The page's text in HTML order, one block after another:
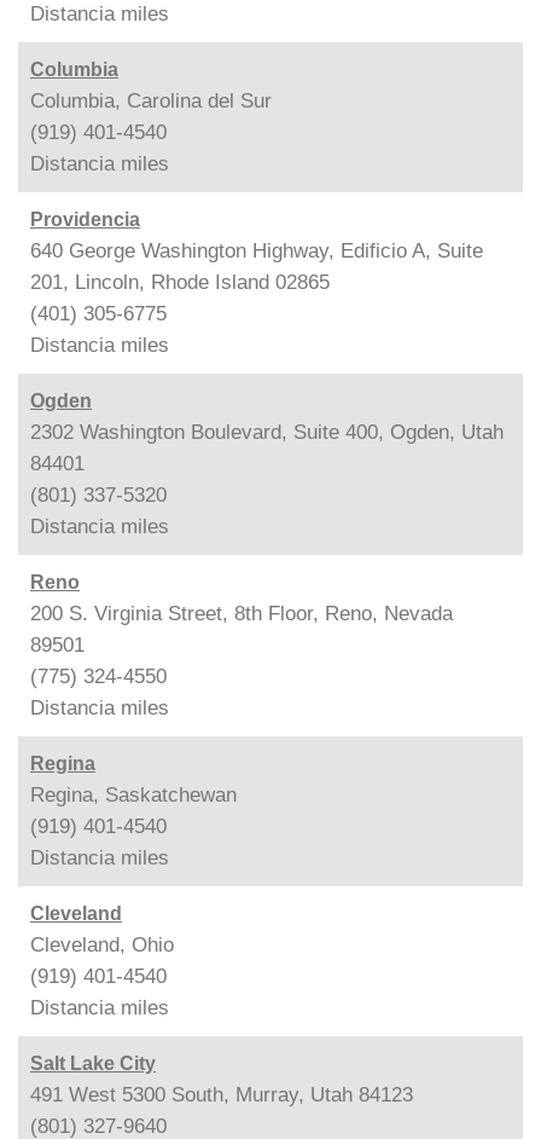
Distancia miles
Columbia
Columbia, Carolina del Sur
(919) 401-4540
Distancia miles
Providencia
640 George Washington Highway, Edificio A, Suite
201, Lincoln, Rhode Island 02865
(401) 305-6775
Distancia miles
Ogden
2302 Washington Boulevard, Suite 400, Ogden, Utah
84401
(801) 337-5320
Distancia miles
Reno
200 S. Virginia Street, 8th Floor, Reno, Nevada
89501
(775) 324-4550
Distancia miles
Regina
Regina, Saskatchewan
(919) 401-4540
Distancia miles
Cleveland
Cleveland, Ohio
(919) 401-4540
Distancia miles
Salt Lake City
491 West 5300 South, Murray, Utah 84123
(801) 327-9640